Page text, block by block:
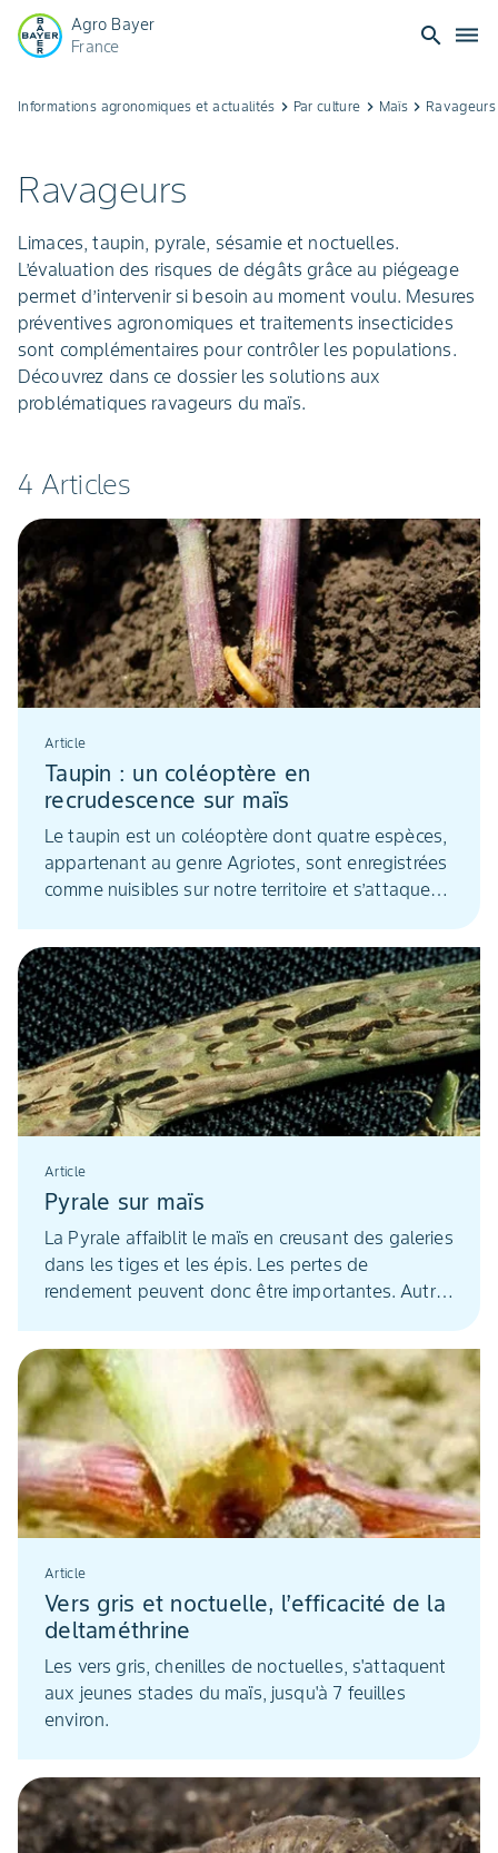
Agro Bayer
France
search dehaze
Ravageurs
Identification
&
Contrôle
Informations agronomiques et actualités keyboard_arrow_right Par culture keyboard_arrow_right Maïskeyboard_arrow_right
Ravageurs
Limaces, taupin, pyrale, sésamie et noctuelles.
L’évaluation des risques de dégâts grâce au piégeage
permet d’intervenir si besoin au moment voulu. Mesures
préventives agronomiques et traitements insecticides
sont complémentaires pour contrôler les populations.
Découvrez dans ce dossier les solutions aux
problématiques ravageurs du maïs.
4 Articles
Article
Taupin : un coléoptère en
recrudescence sur maïs
Le taupin est un coléoptère dont quatre espèces,
appartenant au genre Agriotes, sont enregistrées
comme nuisibles sur notre territoire et s’attaquent
connues. Une quatrième, Agriotes sordidus, qui
domine aujourd’hui dans le Sud-Ouest de la
France, présente un développement croissant. Or
cette espèce, à cycle court, s’adapte tout
particulièrement à la monoculture du maïs et est
beaucoup plus dommageable à la culture.
Article
Pyrale sur maïs
La Pyrale affaiblit le maïs en creusant des galeries
dans les tiges et les épis. Les pertes de
rendement peuvent donc être importantes. Autre
points d’entrée idéaux pour les agents
pathogènes comme les fusarium qui produisent
des mycotoxines. Or, un règlement européen
oblige à respecter des limites maximales dans la
récolte. Un enjeu de taille pour la
commercialisation de la collecte.
Article
Vers gris et noctuelle, l’efficacité de la
deltaméthrine
Les vers gris, chenilles de noctuelles, s'attaquent
aux jeunes stades du maïs, jusqu'à 7 feuilles
environ.